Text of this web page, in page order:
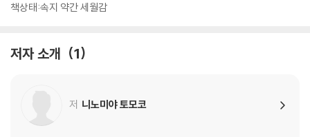
책상태:속지 약간 세월감
저자 소개 1
저 니노미야 토모코